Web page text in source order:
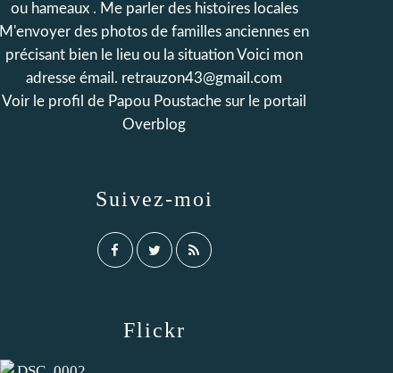
ou hameaux . Me parler des histoires locales
M'envoyer des photos de familles anciennes en
précisant bien le lieu ou la situation Voici mon
adresse émail. retrauzon43@gmail.com
Voir le profil de Papou Poustache sur le portail
Overblog
Suivez-moi
Flickr